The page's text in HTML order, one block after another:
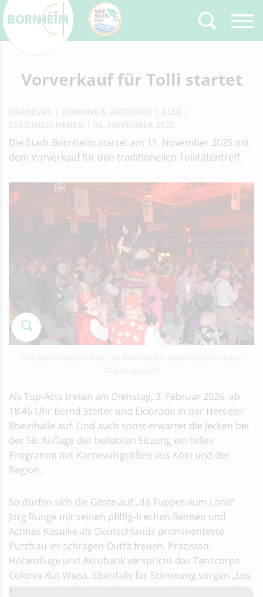
Zurück
Type 2 or more
characters for results.
Vorverkauf für Tolli startet
Die Stadt Bornheim startet am 11. November 2025 mit
dem Vorverkauf für den traditionellen Tollitätentreff.
Als Top-Acts treten am Dienstag, 3. Februar 2026, ab
18.45 Uhr Bernd Stelter und Eldorado in der Herseler
Rheinhalle auf. Und auch sonst erwartet die Jecken bei
der 58. Auflage der beliebten Sitzung ein tolles
Programm mit Karnevalsgrößen aus Köln und der
Region.
So dürfen sich die Gäste auf „dä Tuppes vum Land“
Jörg Runge mit seinen pfiffig-frechen Reimen und
Achnes Kasulke als Deutschlands prominenteste
Putzfrau im schrägen Outfit freuen. Präzision,
Höhenflüge und Akrobatik verspricht das Tanzcorps
Colonia Rut Wiess. Ebenfalls für Stimmung sorgen „Los
Rockos“ und „StadtRand“ mit einem Musikmix aus Pop